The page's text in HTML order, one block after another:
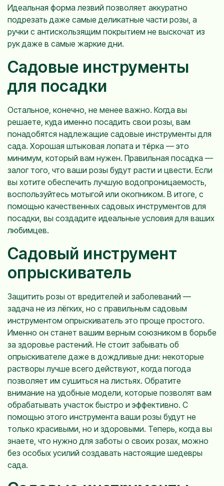
Идеальная форма лезвий позволяет аккуратно
подрезать даже самые деликатные части розы, а
ручки с антискользящим покрытием не выскочат из
рук даже в самые жаркие дни.
Садовые инструменты
для посадки
Остальное, конечно, не менее важно. Когда вы
решаете, куда именно посадить свои розы, вам
понадобятся надлежащие садовые инструменты для
сада. Хорошая штыковая лопата и тёрка — это
минимум, который вам нужен. Правильная посадка —
залог того, что ваши розы будут расти и цвести. Если
вы хотите обеспечить лучшую водопроницаемость,
воспользуйтесь мотыгой или окопником. В итоге, с
помощью качественных садовых инструментов для
посадки, вы создадите идеальные условия для ваших
любимцев.
Садовый инструмент
опрыскиватель
Защитить розы от вредителей и заболеваний —
задача не из лёгких, но с правильным садовым
инструментом опрыскиватель это проще простого.
Именно он станет вашим верным союзником в борьбе
за здоровье растений. Не стоит забывать об
опрыскивателе даже в дождливые дни: некоторые
растворы лучше всего действуют, когда погода
позволяет им сушиться на листьях. Обратите
внимание на удобные модели, которые позволят вам
обрабатывать участок быстро и эффективно. С
помощью этого инструмента ваши розы будут не
только красивыми, но и здоровыми. Теперь, когда вы
знаете, что нужно для заботы о своих розах, можно
без особых усилий создавать настоящие шедевры
сада.